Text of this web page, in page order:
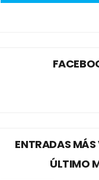
ENTRADAS MÁS
ÚLTIMO